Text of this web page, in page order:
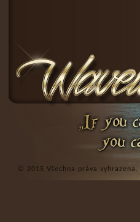
© 2015 Všechna práva vyhrazena.